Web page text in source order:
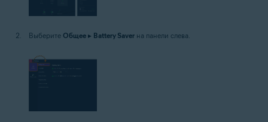
Выберите Общее ▸ Battery Saver на панели слева.